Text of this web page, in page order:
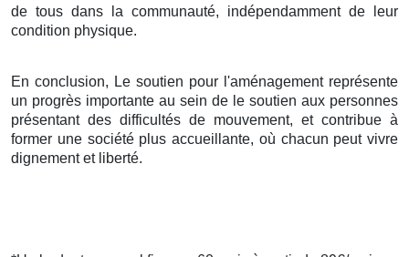
de tous dans la communauté, indépendamment de leur
condition physique.
En conclusion, Le soutien pour l'aménagement représente
un progrès importante au sein de le soutien aux personnes
présentant des difficultés de mouvement, et contribue à
former une société plus accueillante, où chacun peut vivre
dignement et liberté.